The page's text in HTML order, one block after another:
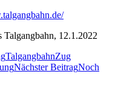
12.1.2022
TalgangbahnZug
Nächster BeitragNoch